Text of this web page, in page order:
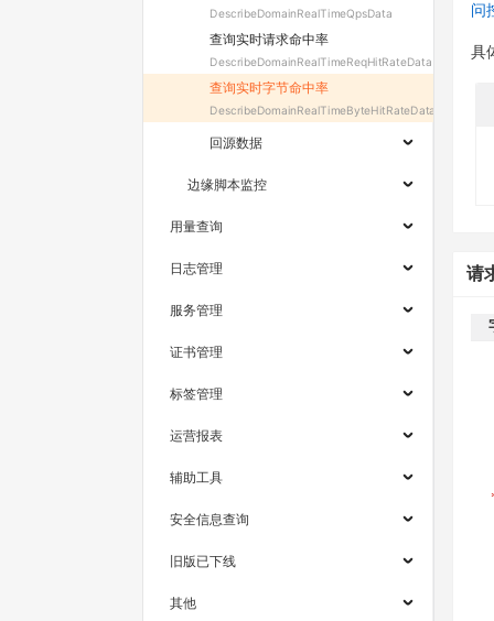
DescribeDomainRealTimeQpsData
查询实时请求命中率
DescribeDomainRealTimeReqHitRateData
查询实时字节命中率
DescribeDomainRealTimeByteHitRateData
回源数据
边缘脚本监控
用量查询
日志管理
服务管理
证书管理
标签管理
运营报表
辅助工具
安全信息查询
旧版已下线
其他
问
具
请